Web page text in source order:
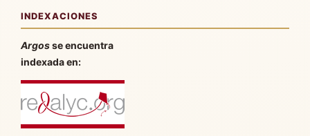
INDEXACIONES
Argosse encuentra
indexada en: